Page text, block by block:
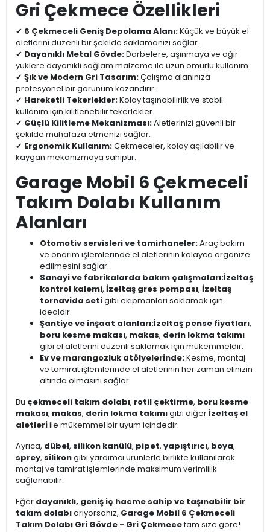
Gri Çekmece Özellikleri
✔ 6 Çekmeceli Geniş Depolama Alanı:Küçük ve büyük el
aletlerini düzenli bir şekilde saklamanızı sağlar.
✔ Dayanıklı Metal Gövde:Darbelere, aşınmaya ve ağır
yüklere dayanıklı sağlam malzeme ile uzun ömürlü kullanım.
✔ Şık ve Modern Gri Tasarım:Çalışma alanınıza
profesyonel bir görünüm kazandırır.
✔ Hareketli Tekerlekler:Kolay taşınabilirlik ve stabil
kullanım için kilitlenebilir tekerlekler.
✔ Güçlü Kilitleme Mekanizması:Aletlerinizi güvenli bir
şekilde muhafaza etmenizi sağlar.
✔ Ergonomik Kullanım:Çekmeceler, kolay açılabilir ve
kaygan mekanizmaya sahiptir.
Garage Mobil 6 Çekmeceli
Takım Dolabı Kullanım
Alanları
Otomotiv servisleri ve tamirhaneler:Araç bakım
ve onarım işlemlerinde el aletlerinin kolayca organize
edilmesini sağlar.
Sanayi ve fabrikalarda bakım çalışmaları:İzeltaş
kontrol kalemi, İzeltaş gres pompası, İzeltaş
tornavida setigibi ekipmanları saklamak için
idealdir.
Şantiye ve inşaat alanları:İzeltaş pense fiyatları,
boru kesme makası, makas, derin lokma takımı
gibi el aletlerini düzenli saklamak için mükemmeldir.
Ev ve marangozluk atölyelerinde:Kesme, montaj
ve tamirat işlemlerinde el aletlerinin her zaman elinizin
altında olmasını sağlar.
Bu çekmeceli takım dolabı, rotil çektirme, boru kesme
makası, makas, derin lokma takımıgibi diğerİzeltaş el
aletleriile mükemmel bir uyum içindedir.
Ayrıca, dübel, silikon kanülü, pipet, yapıştırıcı, boya,
sprey, silikongibi yardımcı ürünlerle birlikte kullanılarak
montaj ve tamirat işlemlerinde maksimum verimlilik
sağlanabilir.
Eğer dayanıklı, geniş iç hacme sahip ve taşınabilir bir
takım dolabıarıyorsanız, Garage Mobil 6 Çekmeceli
Takım Dolabı Gri Gövde - Gri Çekmecetam size göre!